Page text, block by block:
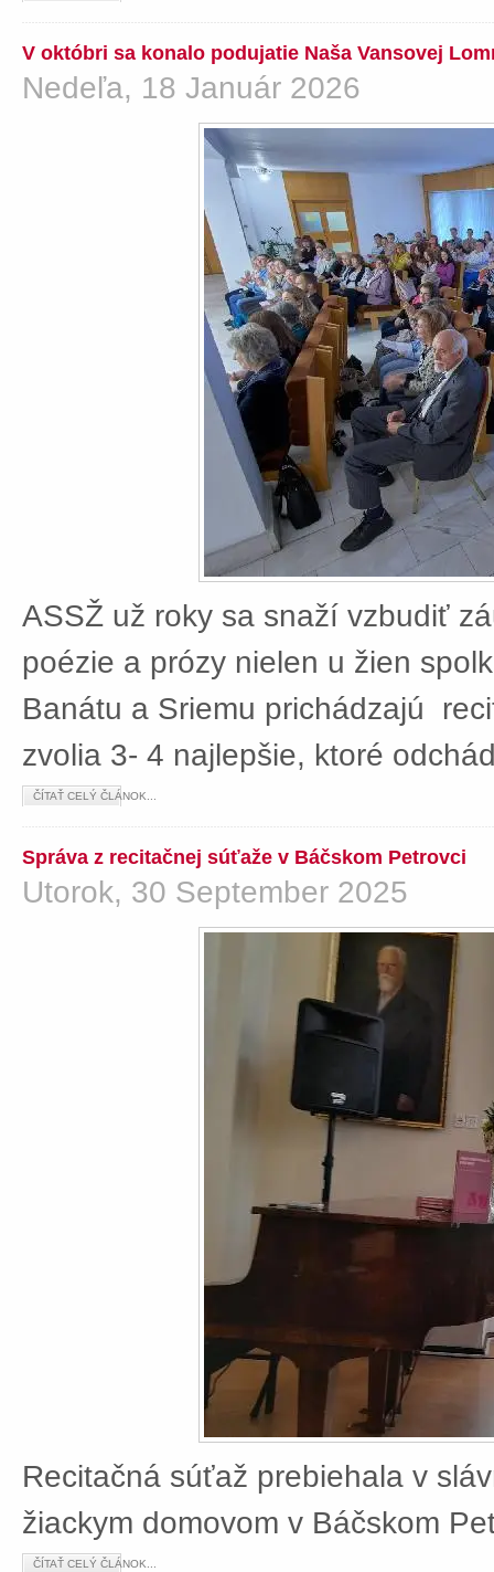
V októbri sa konalo podujatie Naša Vansovej
Nedeľa, 18 Január 2026
ASSŽ už roky sa snaží vzbudiť
poézie a prózy nielen u žien
Banátu a Sriemu prichádzajú
zvolia 3- 4 najlepšie, ktoré
ČÍTAŤ CELÝ ČLÁNOK...
Správa z recitačnej súťaže v Báčskom Petrovci
Utorok, 30 September 2025
Recitačná súťaž prebiehala v
žiackym domovom v Báčskom
ČÍTAŤ CELÝ ČLÁNOK...